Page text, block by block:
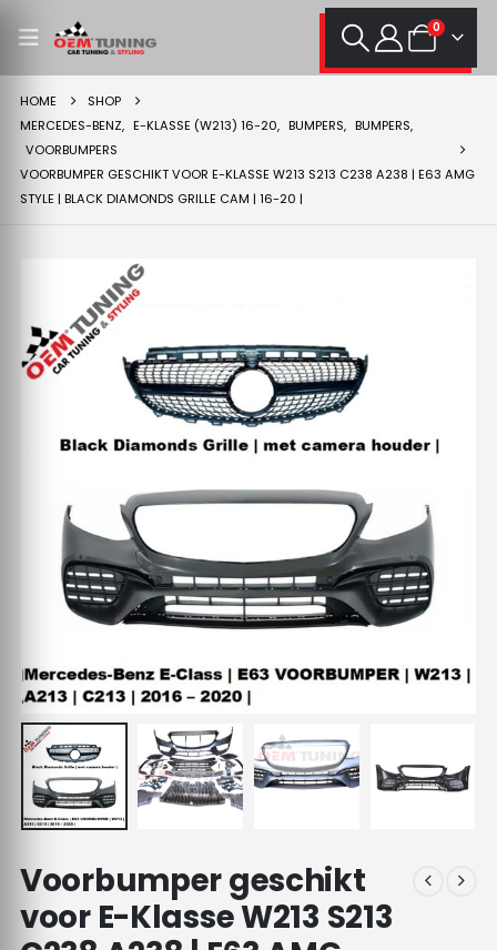
0
HOME
SHOP
MERCEDES-BENZ, E-KLASSE (W213) 16-20, BUMPERS, BUMPERS,
VOORBUMPERS
VOORBUMPER GESCHIKT VOOR E-KLASSE W213 S213 C238 A238 | E63 AMG
STYLE | BLACK DIAMONDS GRILLE CAM | 16-20 |
Voorbumper geschikt
voor E-Klasse W213 S213